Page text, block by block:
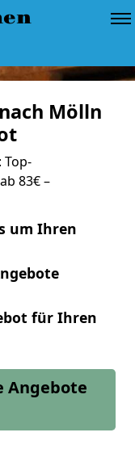
Mölln
Top-
83€ –
um Ihren
für Ihren
Angebote